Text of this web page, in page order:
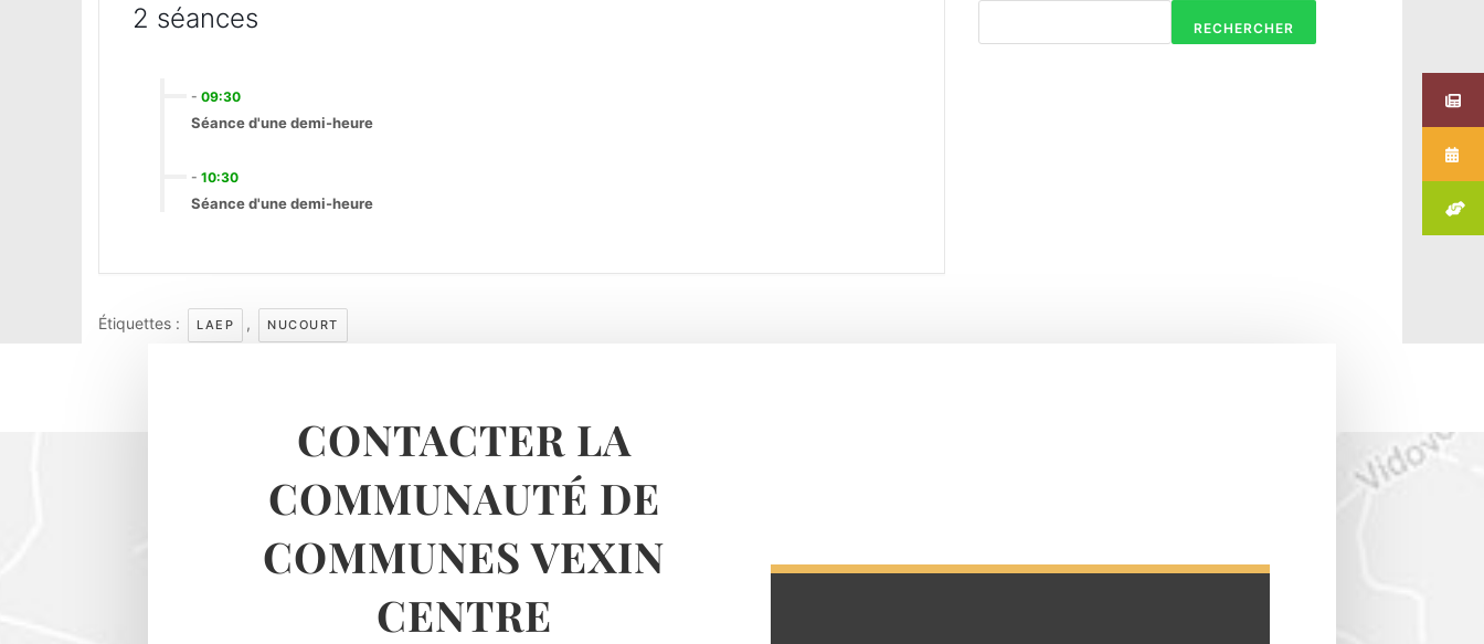
2 séances
- 09:30
Séance d'une demi-heure
- 10:30
Séance d'une demi-heure
Étiquettes : LAEP , NUCOURT
RECHERCHER
CONTACTER LA
COMMUNAUTÉ DE
COMMUNES VEXIN
CENTRE